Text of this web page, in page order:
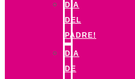
DIA
DEL
PADRE!
DIA
DE